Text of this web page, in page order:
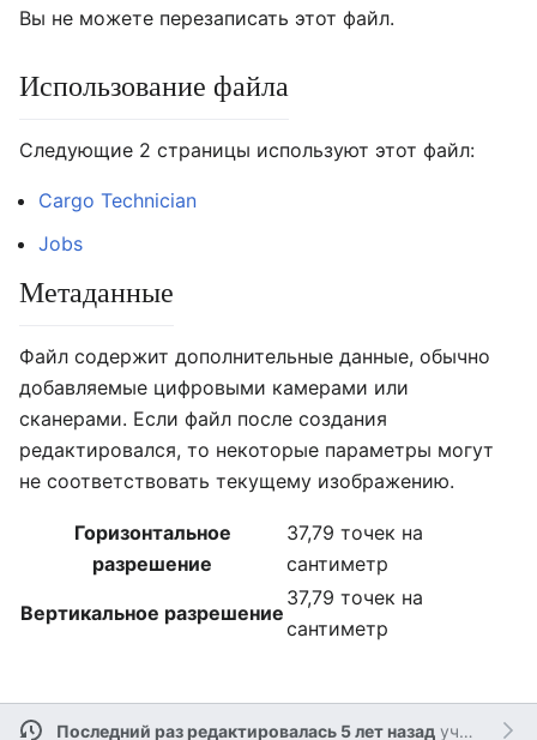
Вы не можете перезаписать этот файл.
Использование файла
Следующие 2 страницы используют этот файл:
Cargo Technician
Jobs
Метаданные
Файл содержит дополнительные данные, обычно
добавляемые цифровыми камерами или
сканерами. Если файл после создания
редактировался, то некоторые параметры могут
не соответствовать текущему изображению.
Горизонтальное
разрешение
37,79 точек на
сантиметр
Вертикальное разрешение
37,79 точек на
сантиметр
Последний раз редактировалась 5 лет назадучастником